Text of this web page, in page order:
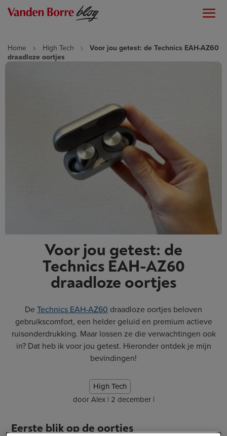
Home High Tech
Voor jou getest: de Technics EAH-AZ60
draadloze oortjes
Voor jou getest: de
Technics EAH-AZ60
draadloze oortjes
De Technics EAH-AZ60 draadloze oortjes beloven
gebruikscomfort, een helder geluid en premium actieve
ruisonderdrukking. Maar lossen ze die verwachtingen ook
in? Dat heb ik voor jou getest. Hieronder ontdek je mijn
bevindingen!
High Tech
doorAlex| 2 december|
Eerste blik op de oortjes